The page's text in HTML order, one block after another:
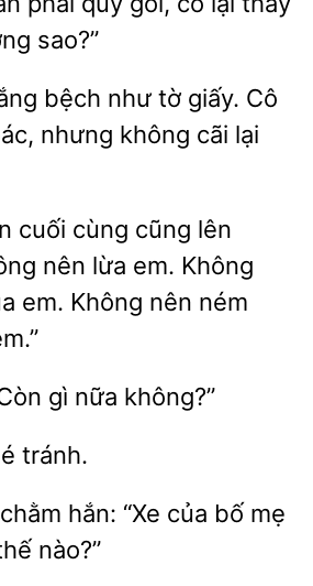
sao?”
bệch như tờ giấy. Cô
nhưng
cãi lại
cuối cùng cũng lên
nên lừa em.
Không nên ném
nữa không?”
hắn: của
mẹ
nào?”